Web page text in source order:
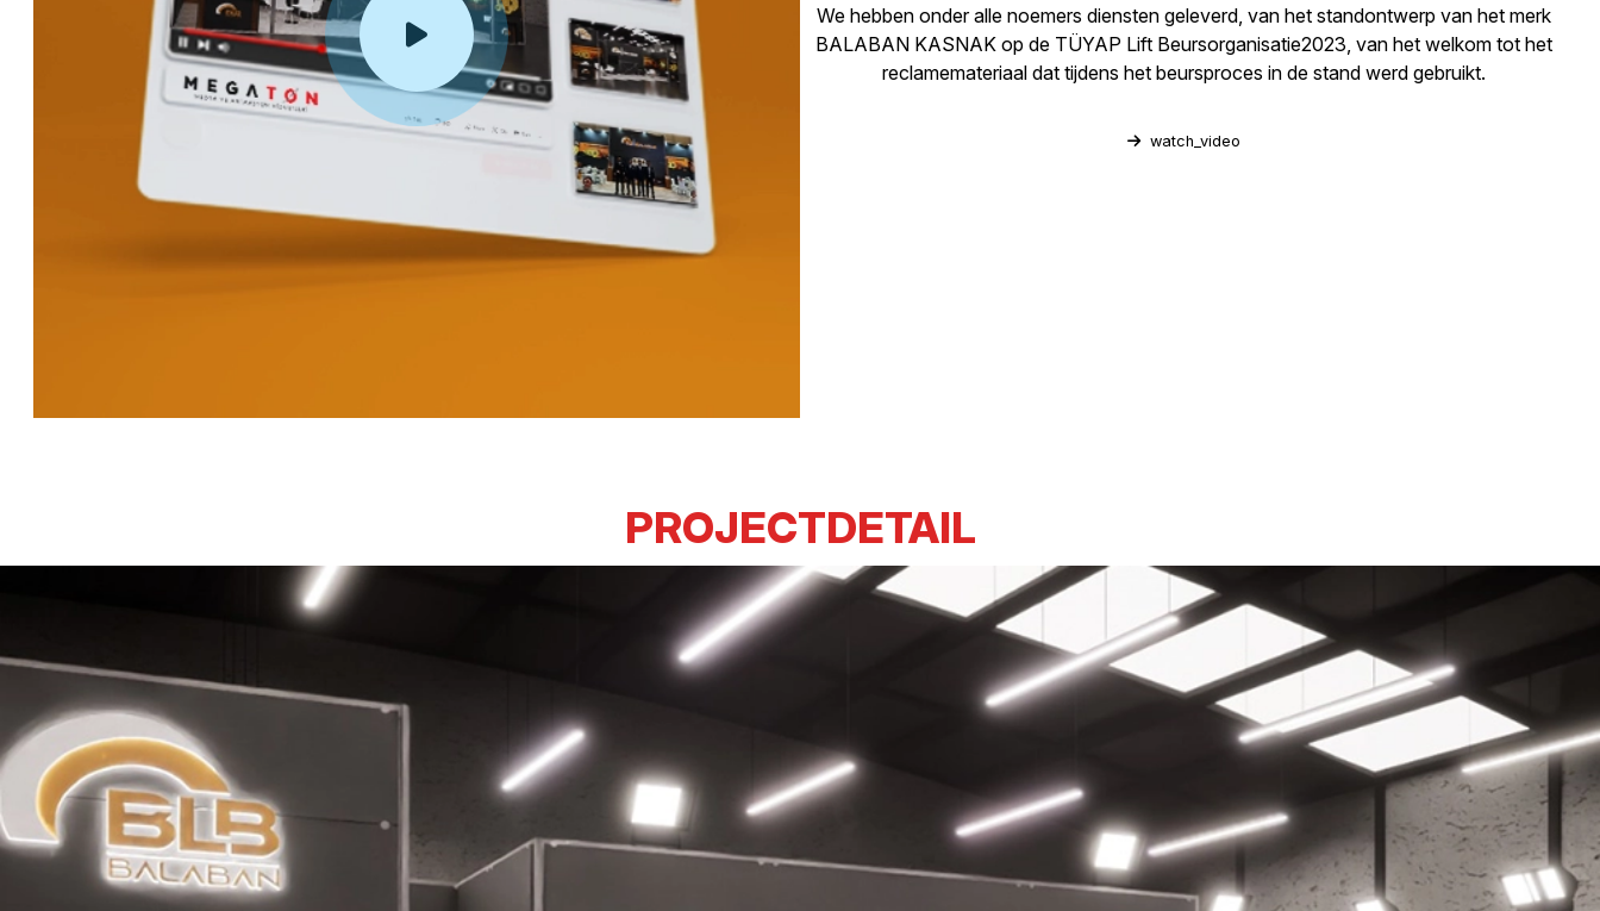
We hebben onder alle noemers diensten geleverd, van het standontwerp van het merk
BALABAN KASNAK op de TÜYAP Lift Beursorganisatie2023, van het welkom tot het
reclamemateriaal dat tijdens het beursproces in de stand werd gebruikt.
watch_video
PROJECTDETAIL